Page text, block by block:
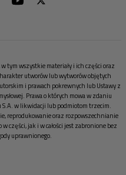
tym wszystkie materiały i ich części oraz
utworów lub wytworów objętych
i prawach pokrewnych lub Ustawy z
Prawa o których mowa w zdaniu
S.A. w likwidacji lub podmiotom trzecim.
reprodukowanie oraz rozpowszechnianie
części, jak i w całości jest zabronione bez
uprawnionego.